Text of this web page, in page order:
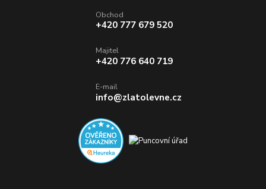
Obchod
+420 777 679 520
Majitel
+420 776 640 719
E-mail
info@zlatolevne.cz